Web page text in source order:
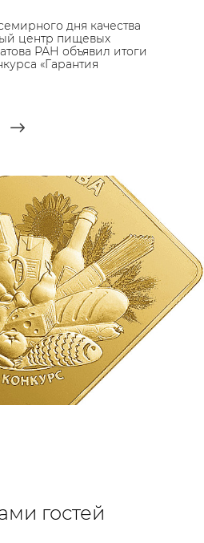
дня качества
центр пищевых
РАН объявил итоги
«Гарантия
гостей